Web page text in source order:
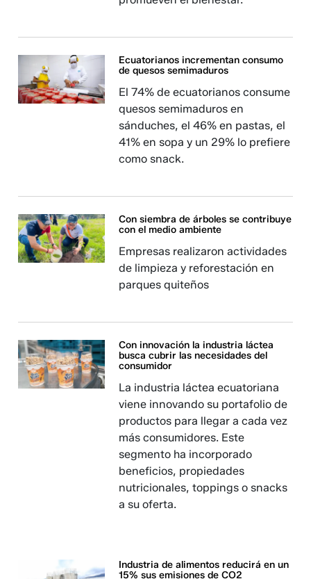
Ecuatorianos incrementan consumo
de quesos semimaduros
El 74% de ecuatorianos consume
quesos semimaduros en
sánduches, el 46% en pastas, el
41% en sopa y un 29% lo prefiere
como snack.
Con siembra de árboles se contribuye
con el medio ambiente
Empresas realizaron actividades
de limpieza y reforestación en
parques quiteños
Con innovación la industria láctea
busca cubrir las necesidades del
consumidor
La industria láctea ecuatoriana
viene innovando su portafolio de
productos para llegar a cada vez
más consumidores. Este
segmento ha incorporado
beneficios, propiedades
nutricionales, toppings o snacks
a su oferta.
Industria de alimentos reducirá en un
15% sus emisiones de CO2